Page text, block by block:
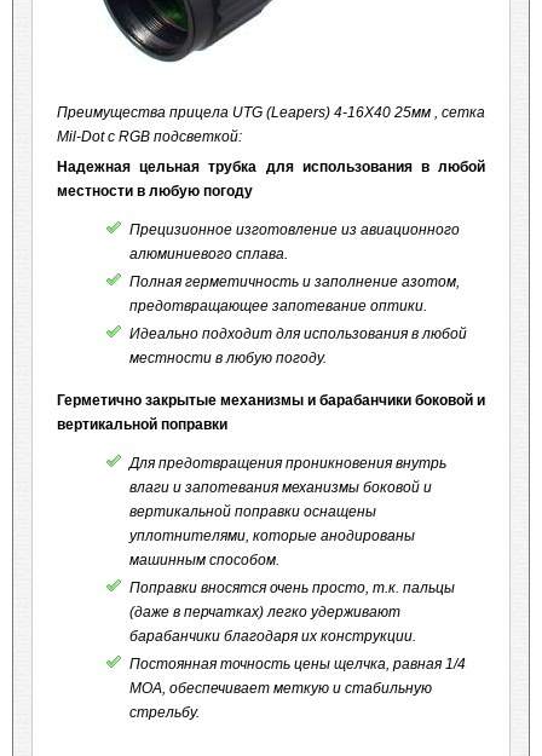
Преимущества прицела UTG (Leapers) 4-16X40 25мм , сетка
Mil-Dot с RGB подсветкой:
Надежная цельная трубка для использования в любой
местности в любую погоду
Прецизионное изготовление из авиационного
алюминиевого сплава.
Полная герметичность и заполнение азотом,
предотвращающее запотевание оптики.
Идеально подходит для использования в любой
местности в любую погоду.
Герметично закрытые механизмы и барабанчики боковой и
вертикальной поправки
Для предотвращения проникновения внутрь
влаги и запотевания механизмы боковой и
вертикальной поправки оснащены
уплотнителями, которые анодированы
машинным способом.
Поправки вносятся очень просто, т.к. пальцы
(даже в перчатках) легко удерживают
барабанчики благодаря их конструкции.
Постоянная точность цены щелчка, равная 1/4
МОА, обеспечивает меткую и стабильную
стрельбу.